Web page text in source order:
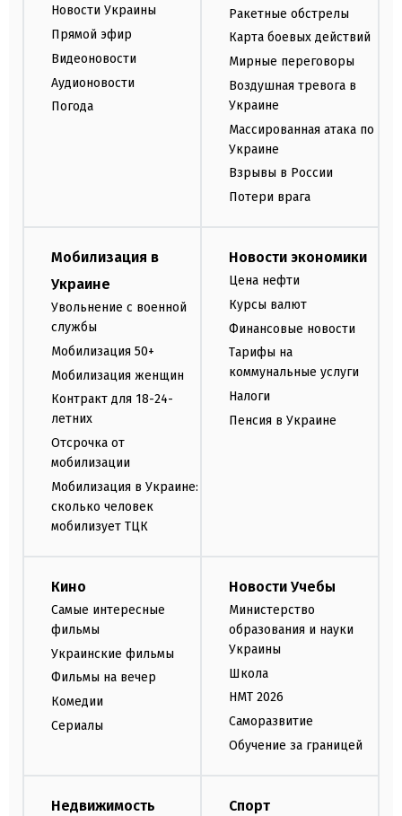
Новости Украины
Прямой эфир
Видеоновости
Аудионовости
Погода
Ракетные обстрелы
Карта боевых действий
Мирные переговоры
Воздушная тревога в
Украине
Массированная атака по
Украине
Взрывы в России
Потери врага
Мобилизация в
Украине
Увольнение с военной
службы
Мобилизация 50+
Мобилизация женщин
Контракт для 18-24-
летних
Отсрочка от
мобилизации
Мобилизация в Украине:
сколько человек
мобилизует ТЦК
Новости экономики
Цена нефти
Курсы валют
Финансовые новости
Тарифы на
коммунальные услуги
Налоги
Пенсия в Украине
Кино
Самые интересные
фильмы
Украинские фильмы
Фильмы на вечер
Комедии
Сериалы
Новости Учебы
Министерство
образования и науки
Украины
Школа
НМТ 2026
Саморазвитие
Обучение за границей
Недвижимость Спорт